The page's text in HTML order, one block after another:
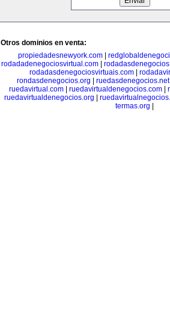
Otros dominios en venta:
propiedadesnewyork.com|
rodadadenegociosvirtual.com|
rodadasdenegociosvirtuais.com|
rondasdenegocios.org
ruedasdenegocios.net
ruedavirtual.com| ruedavirtualdenegocios.com|
ruedavirtualdenegocios.org
termas.org